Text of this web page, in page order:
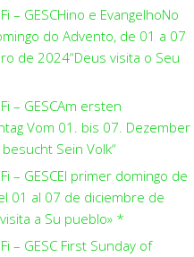
– GESCHino e EvangelhoNo
do Advento, de 01 a 07
de 2024“Deus visita o Seu
– GESCAm ersten
Vom 01. bis 07. Dezember
Sein Volk“
– GESCEl primer domingo de
01 al 07 de diciembre de
a Su pueblo» *
– GESC First Sunday of